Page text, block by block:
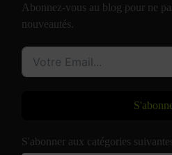
Abonnez-vous au blog pour ne
nouveautés.
S'abonner aux catégories